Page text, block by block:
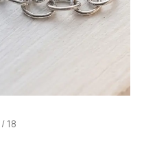
/ 18